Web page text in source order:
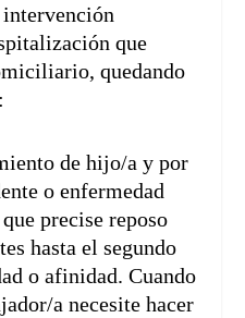
que
quedando
de hijo/a y por
o enfermedad
precise reposo
hasta el segundo
o afinidad. Cuando
a necesite hacer